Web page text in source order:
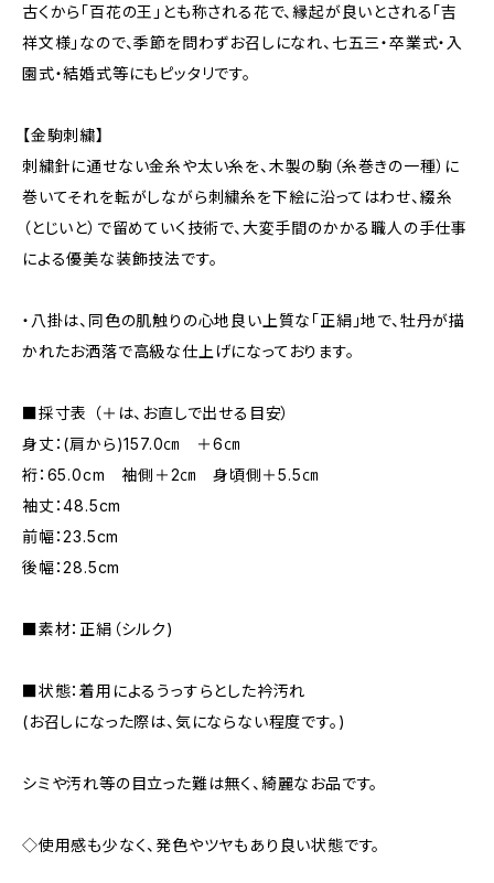
古くから「百花の王」とも称される花で、縁起が良いとされる「吉
祥文様」なので、季節を問わずお召しになれ、七五三・卒業式・入
園式・結婚式等にもピッタリです。
【金駒刺繍】
刺繍針に通せない金糸や太い糸を、木製の駒（糸巻きの一種）に
巻いてそれを転がしながら刺繍糸を下絵に沿ってはわせ、綴糸
（とじいと）で留めていく技術で、大変手間のかかる職人の手仕事
による優美な装飾技法です。
・八掛は、同色の肌触りの心地良い上質な「正絹」地で、牡丹が描
かれたお洒落で高級な仕上げになっております。
■採寸表 （＋は、お直しで出せる目安）
身丈：(肩から)157.0㎝ ＋6㎝
裄：65.0cm 袖側＋2㎝ 身頃側＋5.5㎝
袖丈：48.5cm
前幅：23.5cm
後幅：28.5cm
■素材：正絹（シルク)
■状態：着用によるうっすらとした衿汚れ
(お召しになった際は、気にならない程度です。)
シミや汚れ等の目立った難は無く、綺麗なお品です。
◇使用感も少なく、発色やツヤもあり良い状態です。